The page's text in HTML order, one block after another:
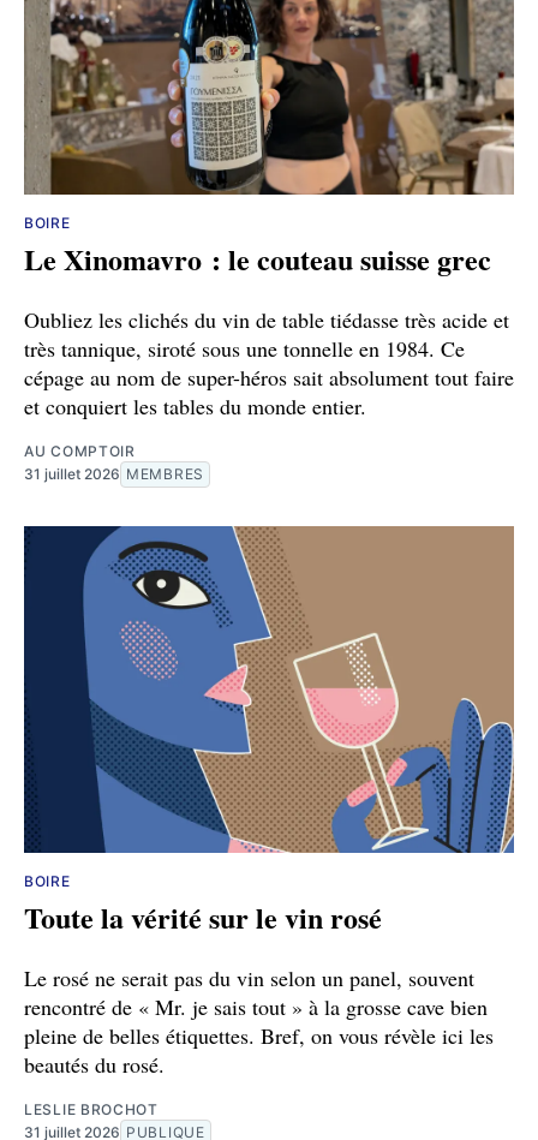
BOIRE
Le Xinomavro : le couteau suisse grec
Oubliez les clichés du vin de table tiédasse très acide et
très tannique, siroté sous une tonnelle en 1984. Ce
cépage au nom de super-héros sait absolument tout faire
et conquiert les tables du monde entier.
AU COMPTOIR
31 juillet 2026 MEMBRES
BOIRE
Toute la vérité sur le vin rosé
Le rosé ne serait pas du vin selon un panel, souvent
rencontré de « Mr. je sais tout » à la grosse cave bien
pleine de belles étiquettes. Bref, on vous révèle ici les
beautés du rosé.
LESLIE BROCHOT
31 juillet 2026 PUBLIQUE